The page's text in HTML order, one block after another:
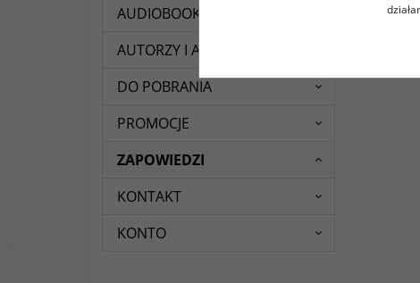
AUDIOBOOKI
AUTORZY I AUTORKI
DO POBRANIA
PROMOCJE
ZAPOWIEDZI
KONTAKT
KONTO